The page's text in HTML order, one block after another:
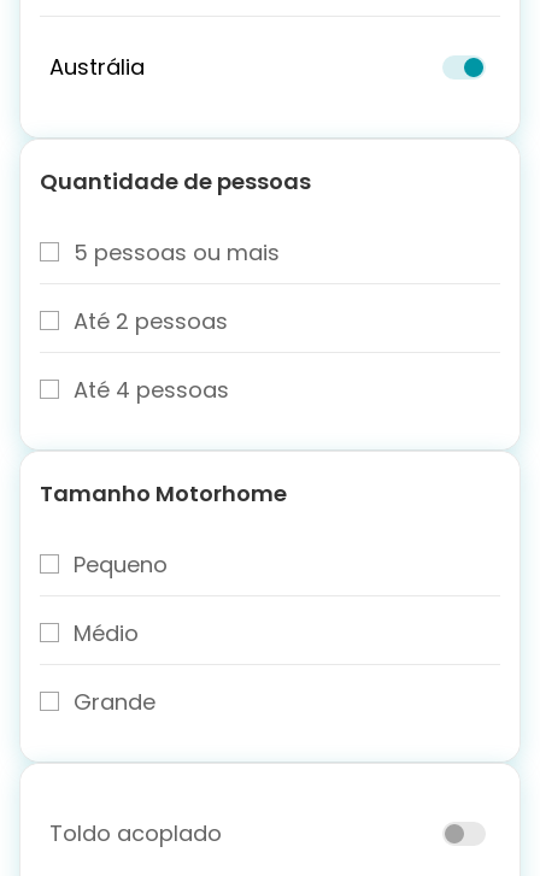
Austrália
Quantidade de pessoas
5 pessoas ou mais
Até 2 pessoas
Até 4 pessoas
Tamanho Motorhome
Pequeno
Médio
Grande
Toldo acoplado